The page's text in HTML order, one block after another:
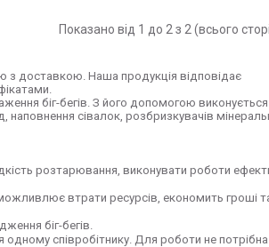
Показано від 1 до 2 з 2 (всього
з доставкою. Наша продукція відповідає
біг-бегів. З його допомогою виконується
сівалок, розбризкувачів
розтарювання, виконувати роботи
втрати ресурсів, економить гроші
біг-бегів.
співробітнику. Для роботи не потрібна